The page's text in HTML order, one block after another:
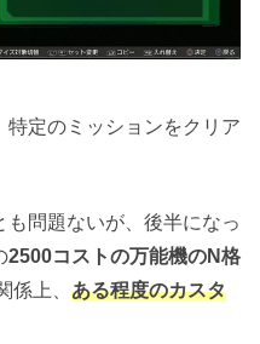
特定のミッションをクリア
問題ないが、後半になっ
2500コストの万能機のN格
係上、 ある程度のカスタ